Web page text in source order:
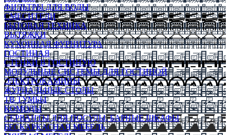
ФИЛЬТРЫ ДЛЯ ВОДЫ
СМЕСИТЕЛИ
БЫТОВАЯ ТЕХНИКА
ВЫТЯЖКИ
КУХОННАЯ ФУРНИТУРА
ГОСТИНАЯ
СТЕНКИ В ГОСТИНУЮ
МОДУЛЬНЫЕ СИСТЕМЫ ДЛЯ ГОСТИНОЙ
ЭЛЕКТРОКАМИНЫ
ЖУРНАЛЬНЫЕ СТОЛЫ
ТВ ТУМБЫ
КОМОДЫ
СЕРВАНТЫ ДЛЯ ПОСУДЫ, БАРНЫЕ ШКАФЫ
БЕСКАРКАСНАЯ МЕБЕЛЬ